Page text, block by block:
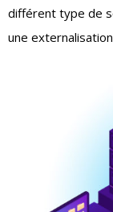
différent type de
une